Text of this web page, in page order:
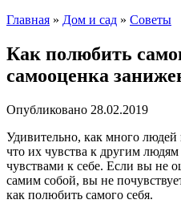
Главная » Дом и сад » Советы
Как полюбить
самооценка
Опубликовано 28.02.2019
Удивительно, как много людей
что их чувства к другим
чувствами к себе. Если вы не
самим собой, вы не
как полюбить самого себя.